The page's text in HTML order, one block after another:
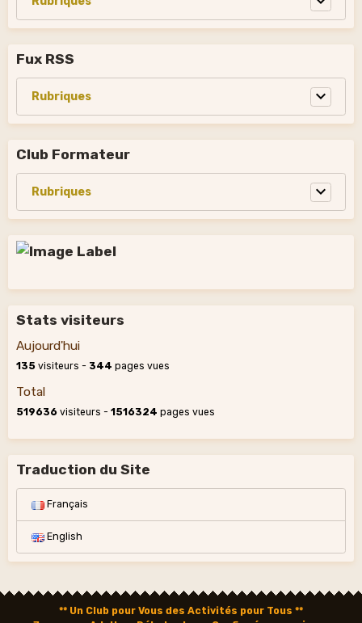
Fux RSS
Club Formateur
Stats visiteurs
Aujourd'hui
135 visiteurs - 344 pages vues
Total
519636 visiteurs - 1516324 pages vues
Traduction du Site
Français
English
** Un Club pour Vous des Activités pour Tous **